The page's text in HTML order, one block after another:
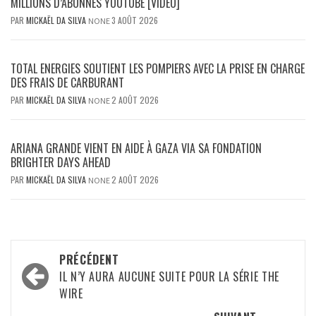
PAR MICKAËL DA SILVA NONE3 AOÛT 2026
TOTAL ENERGIES SOUTIENT LES POMPIERS AVEC LA PRISE EN CHARGE
DES FRAIS DE CARBURANT
PAR MICKAËL DA SILVA NONE2 AOÛT 2026
ARIANA GRANDE VIENT EN AIDE À GAZA VIA SA FONDATION
BRIGHTER DAYS AHEAD
PAR MICKAËL DA SILVA NONE2 AOÛT 2026
Navigation
d’article
PRÉCÉDENT
IL N’Y AURA AUCUNE SUITE POUR LA SÉRIE THE
WIRE